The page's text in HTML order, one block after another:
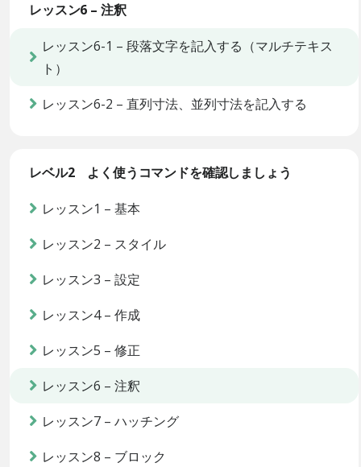
レッスン6 – 注釈
レッスン6-1 – 段落文字を記入する（マルチテキス
ト）
レッスン6-2 – 直列寸法、並列寸法を記入する
レベル2 よく使うコマンドを確認しましょう
レッスン1 – 基本
レッスン2 – スタイル
レッスン3 – 設定
レッスン4 – 作成
レッスン5 – 修正
レッスン6 – 注釈
レッスン7 – ハッチング
レッスン8 – ブロック